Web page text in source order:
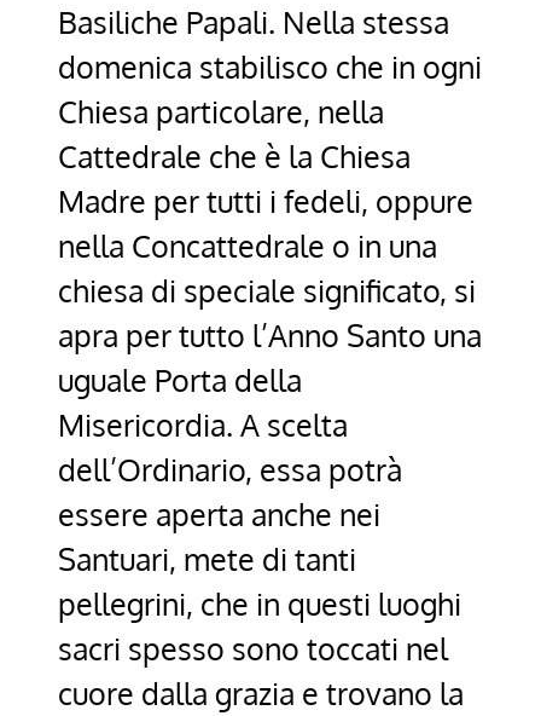
Basiliche Papali. Nella stessa
domenica stabilisco che in ogni
Chiesa particolare, nella
Cattedrale che è la Chiesa
Madre per tutti i fedeli, oppure
nella Concattedrale o in una
chiesa di speciale significato, si
apra per tutto l’Anno Santo una
uguale Porta della
Misericordia. A scelta
dell’Ordinario, essa potrà
essere aperta anche nei
Santuari, mete di tanti
pellegrini, che in questi luoghi
sacri spesso sono toccati nel
cuore dalla grazia e trovano la